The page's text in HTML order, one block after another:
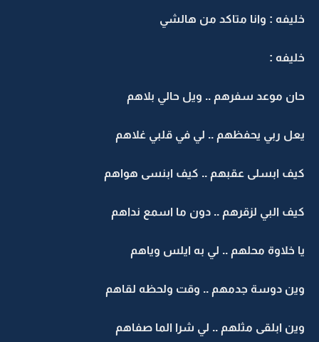
خليفه : وانا متاكد من هالشي
خليفه :
حان موعد سفرهم .. ويل حالي بلاهم
يعل ربي يحفظهم .. لي في قلبي غلاهم
كيف ابسلى عقبهم .. كيف ابنسى هواهم
كيف البي لزقرهم .. دون ما اسمع نداهم
يا خلاوة محلهم .. لي به ايلس وياهم
وين دوسة جدمهم .. وقت ولحظه لقاهم
وين ابلقى مثلهم .. لي شرا الما صفاهم